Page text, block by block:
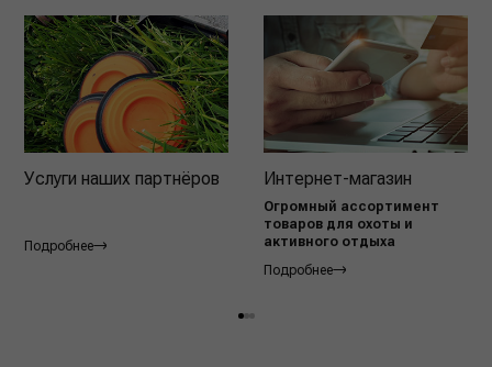
Услуги наших партнёров
Подробнее
Интернет-магазин
Огромный ассортимент
товаров для охоты и
активного отдыха
Подробнее